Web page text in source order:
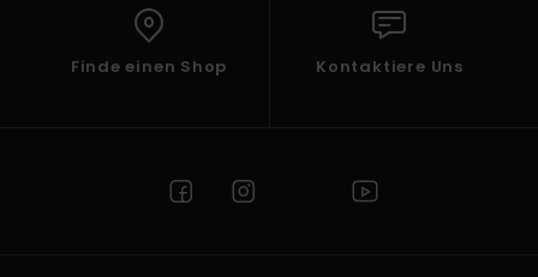
Finde einen Shop Kontaktiere Uns